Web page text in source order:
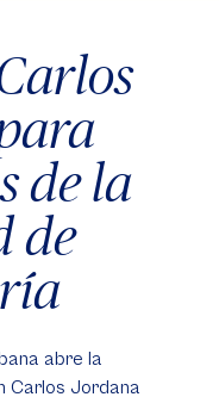
de la
de
abre la
Carlos Jordana